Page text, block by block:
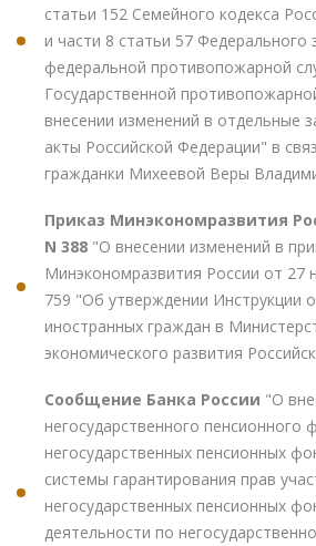
статьи 152 Семейного кодекса
и части 8 статьи 57
федеральной противопожарной
Государственной
внесении изменений в отдельные
акты Российской Федерации" в
гражданки Михеевой Веры
Приказ Минэкономразвития
N 388 "О внесении изменений в
Минэкономразвития России от 27
759 "Об утверждении Инструкции
иностранных граждан в
экономического развития
Сообщение Банка России "О
негосударственного пенсионного
негосударственных пенсионных
системы гарантирования прав
негосударственных пенсионных
деятельности по